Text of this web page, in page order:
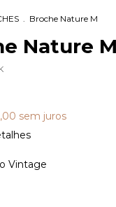
. Broche Nature M
Nature M
sem juros
Vintage